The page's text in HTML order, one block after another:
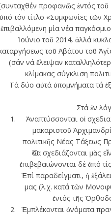
προφανῶς ἐντός τοῦ
ὑπό τόν τίτλο «Συμφωνίες τῶν
ἐπιβαλλόμενη μία νέα
Ἰούνιο τοῦ 2014, ἀλλά
τοῦ Ἀβάτου τοῦ
(σάν νά ἔλειψαν
κλίμακας σύγκλιση
Τά δύο αὐτά ὑπομνήματα τά
Στά ἐν
Ἀναπτύσσονται οἱ
μακαριστοῦ
πολιτικῆς Νέας Τάξεως
Ὅσα σχεδιάζονται μᾶς
ἐπιβεβαιώνονται δέ ἀπό
Ἐπί παραδείγματι, ἠ
μας (λ.χ. κατά τῶν
ἐντός τῆς
Ἐμπλέκονται ὀνόματα